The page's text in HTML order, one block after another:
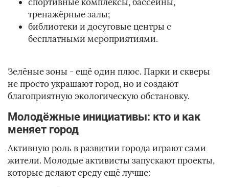
тренажёрные залы;
библиотеки и досуговые центры с
бесплатными мероприятиями.
Зелёные зоны - ещё один плюс. Парки и скверы
не просто украшают город, но и создают
благоприятную экологическую обстановку.
Молодёжные инициативы: кто и как
меняет город
Активную роль в развитии города играют сами
жители. Молодые активисты запускают проекты,
которые делают среду ещё лучше: